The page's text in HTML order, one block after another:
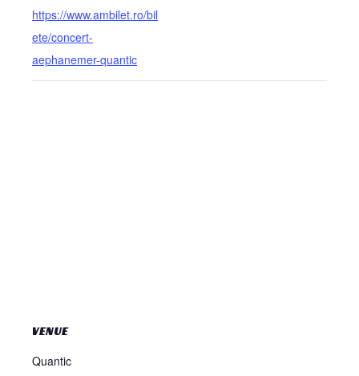
https://www.ambilet.ro/bil
ete/concert-
aephanemer-quantic
VENUE
Quantic